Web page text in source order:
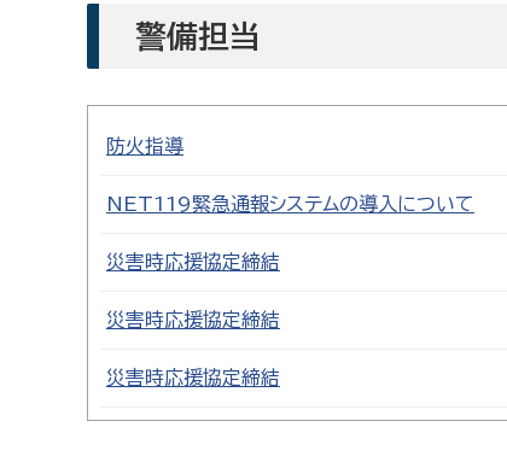
警備担当
防火指導
NET119緊急通報システムの導入について
災害時応援協定締結
災害時応援協定締結
災害時応援協定締結